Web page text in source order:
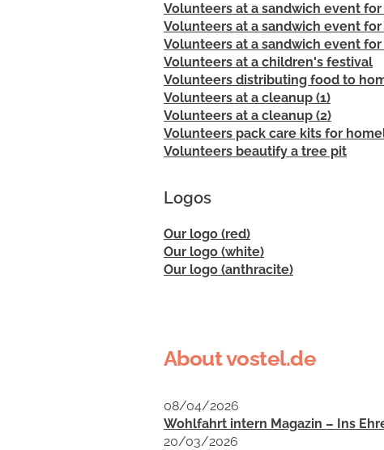
Volunteers at a sandwich event
Volunteers at a sandwich event
Volunteers at a sandwich event
Volunteers at a children's festival
Volunteers distributing food to
Volunteers at a cleanup (1)
Volunteers at a cleanup (2)
Volunteers pack care kits for
Volunteers beautify a tree pit
Logos
Our logo (red)
Our logo (white)
Our logo (anthracite)
About vostel.de
08/04/2026
Wohlfahrt intern Magazin – Ins
20/03/2026